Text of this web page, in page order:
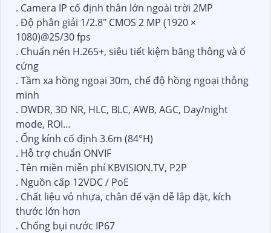
. Camera IP cố định thân lớn ngoài trời 2MP
. Độ phân giải 1/2.8" CMOS 2 MP (1920 ×
1080)@25/30 fps
. Chuẩn nén H.265+, siêu tiết kiệm băng thông và ổ
cứng
. Tầm xa hồng ngoại 30m, chế độ hồng ngoại thông
minh
. DWDR, 3D NR, HLC, BLC, AWB, AGC, Day/night
mode, ROI…
. Ống kính cố định 3.6m (84°H)
. Hỗ trợ chuẩn ONVIF
. Tên miền miễn phí KBVISION.TV, P2P
. Nguồn cấp 12VDC / PoE
. Chất liệu vỏ nhựa, chân đế vặn dễ lắp đặt, kích
thước lớn hơn
. Chống bụi nước IP67